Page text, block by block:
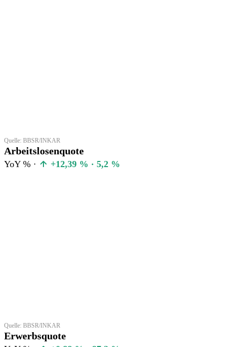
Quelle: BBSR/INKAR
Arbeitslosenquote
YoY % · +12,39 % · 5,2 %
Quelle: BBSR/INKAR
Erwerbsquote